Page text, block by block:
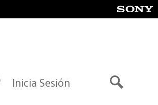
Inicia Sesión